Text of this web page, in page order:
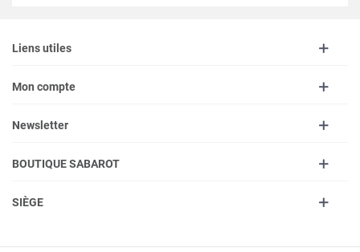
Liens utiles
Mon compte
Newsletter
BOUTIQUE SABAROT
SIÈGE